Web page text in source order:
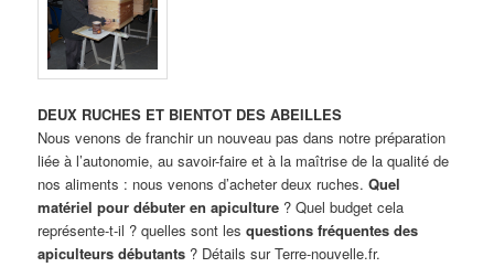
DEUX RUCHES ET BIENTOT DES ABEILLES
Nous venons de franchir un nouveau pas dans notre préparation
liée à l’autonomie, au savoir-faire et à la maîtrise de la qualité de
nos aliments : nous venons d’acheter deux ruches.Quel
matériel pour débuter en apiculture ? Quel budget cela
représente-t-il ? quelles sont lesquestions fréquentes des
apiculteurs débutants ? Détails sur Terre-nouvelle.fr.